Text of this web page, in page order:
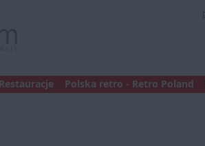
Restauracje Polska retro - Retro Poland